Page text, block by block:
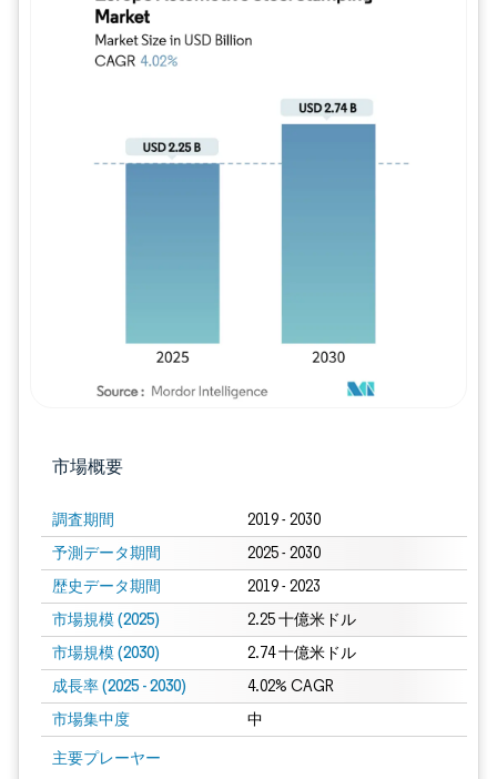
市場概要
調査期間 2019 - 2030
予測データ期間 2025 - 2030
歴史データ期間 2019 - 2023
市場規模 (2025) 2.25 十億米ドル
市場規模 (2030) 2.74 十億米ドル
成長率 (2025 - 2030) 4.02% CAGR
市場集中度 中
主要プレーヤー
画像 © Mordor Intelligence。再利用にはCC BY 4.0の表示が必要です。